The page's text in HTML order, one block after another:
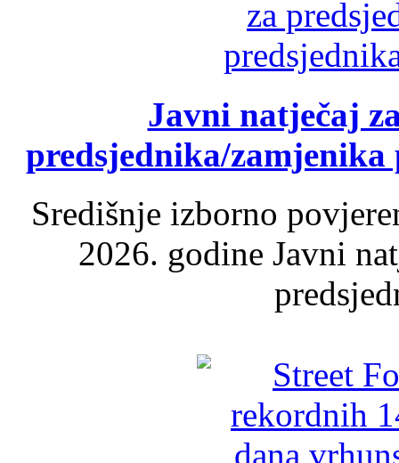
Javni natječaj
predsjednika/
Središnje izborno
2026. godine Javni